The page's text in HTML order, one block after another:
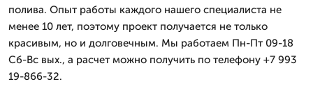
полива. Опыт работы каждого нашего специалиста не
менее 10 лет, поэтому проект получается не только
красивым, но и долговечным. Мы работаем Пн-Пт 09-18
Сб-Вс вых., а расчет можно получить по телефону +7 993
19-866-32.